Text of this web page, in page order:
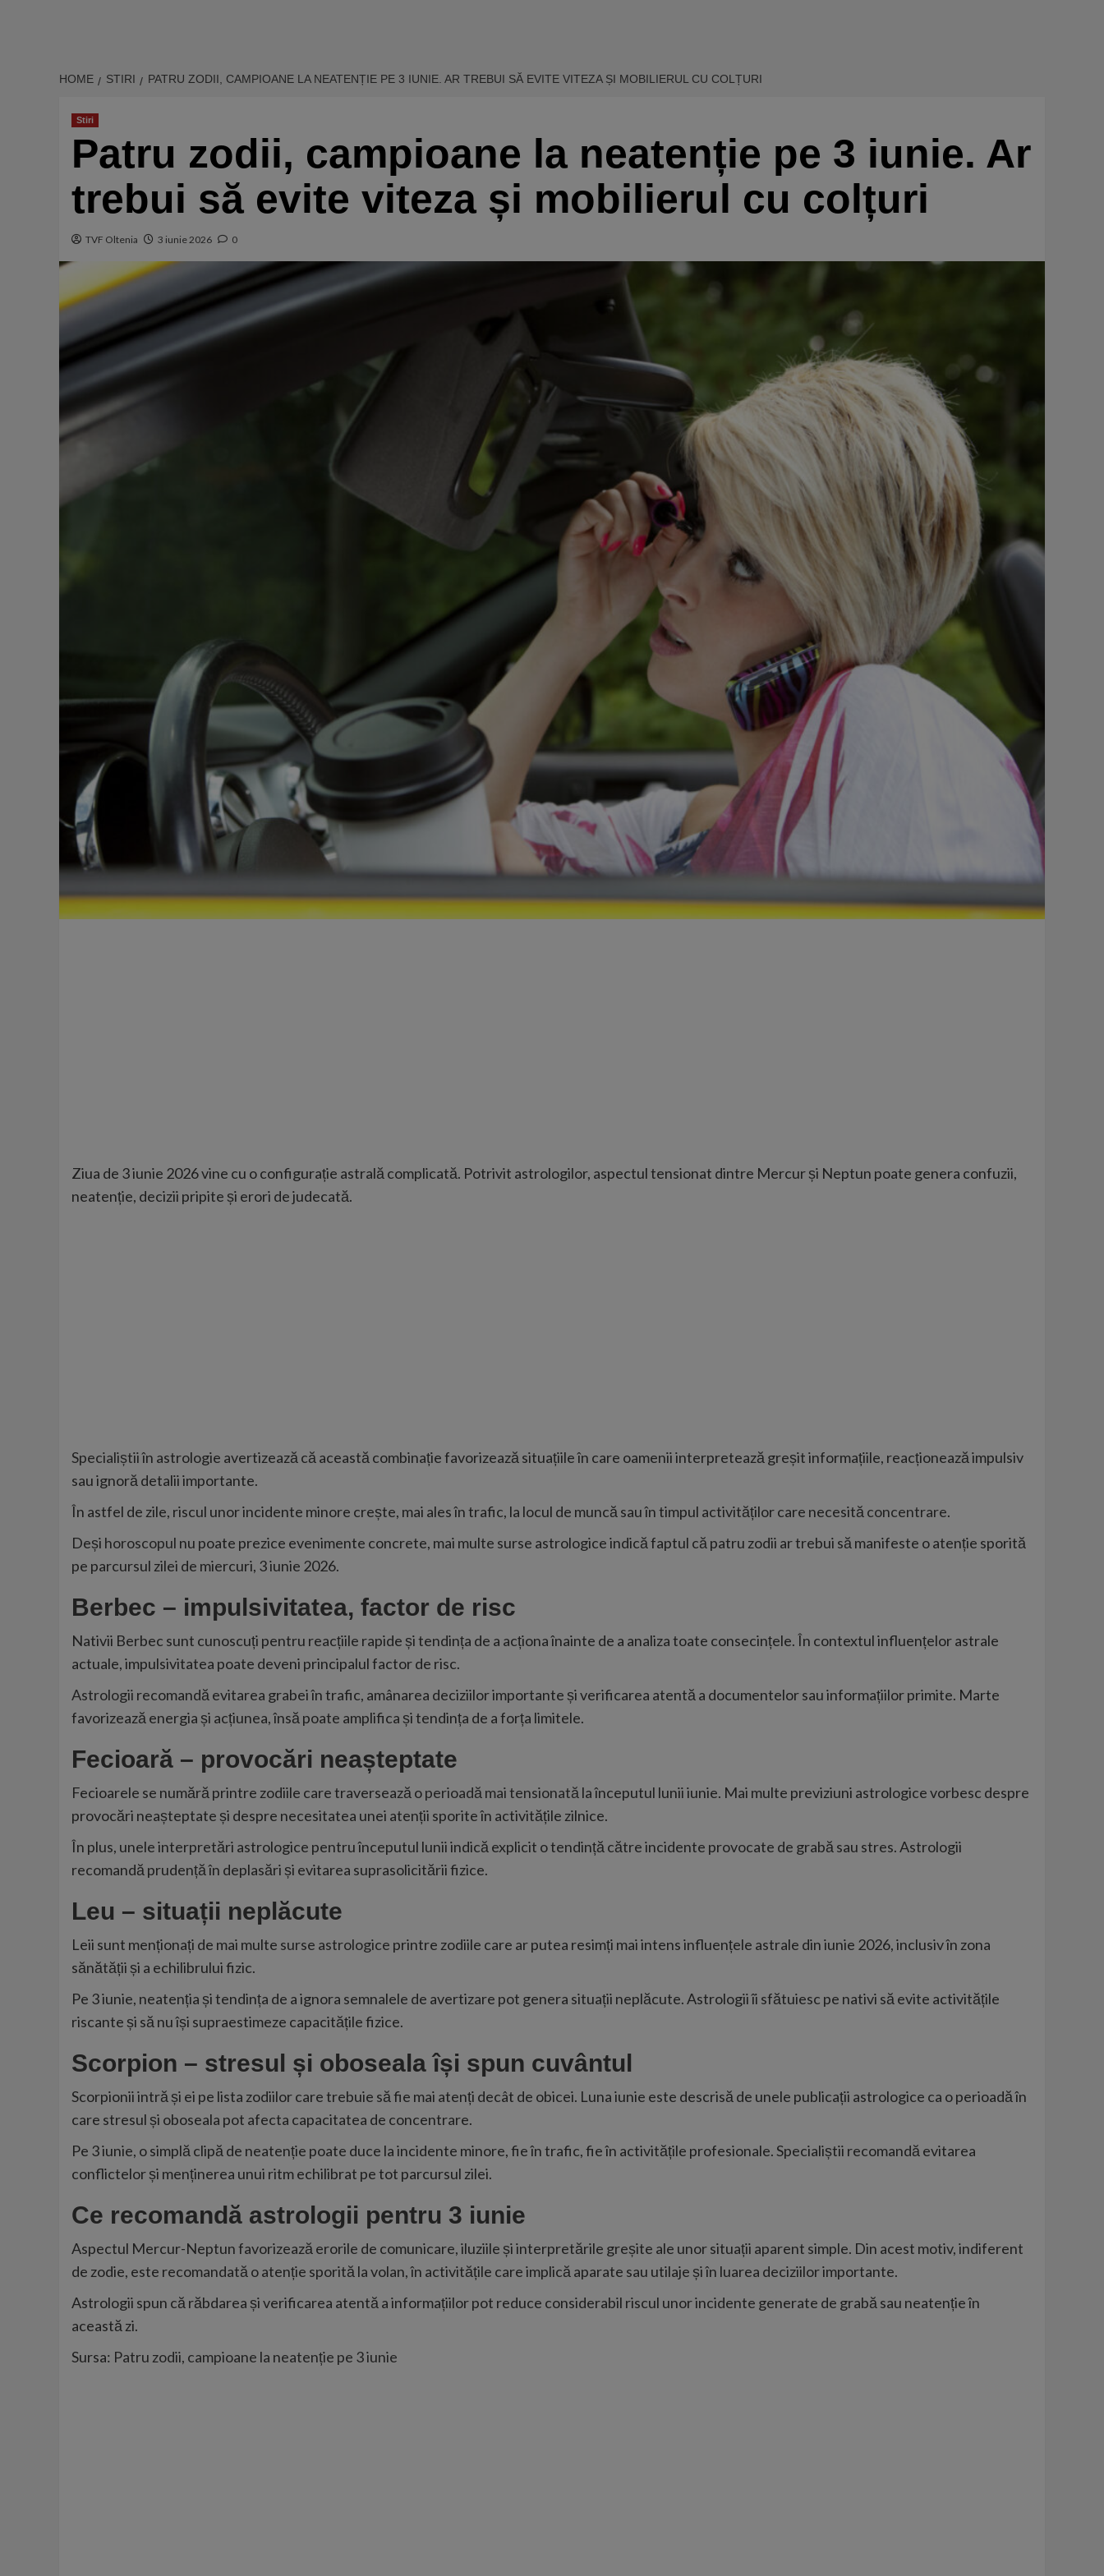
HOME STIRI PATRU ZODII, CAMPIOANE LA NEATENȚIE PE 3 IUNIE. AR TREBUI SĂ EVITE VITEZA ȘI MOBILIERUL CU COLȚURI
Stiri
Patru zodii, campioane la neatenție pe 3 iunie. Ar
trebui să evite viteza și mobilierul cu colțuri
TVF Oltenia 3 iunie 2026 0
Ziua de 3 iunie 2026 vine cu o configurație astrală complicată. Potrivit astrologilor, aspectul tensionat dintre Mercur și Neptun poate genera confuzii,
neatenție, decizii pripite și erori de judecată.
Specialiștiiîn astrologie avertizează că această combinație favorizează situațiile în care oamenii interpretează greșit informațiile, reacționează impulsiv
sau ignoră detalii importante.
În astfel de zile, riscul unor incidente minore crește, mai ales în trafic, la locul de muncă sau în timpul activităților care necesită concentrare.
Deși horoscopul nu poate prezice evenimente concrete, mai multe surse astrologice indică faptul că patru zodii ar trebui să manifeste o atenție sporită
pe parcursul zilei de miercuri, 3 iunie 2026.
Berbec – impulsivitatea, factor de risc
Nativii Berbec sunt cunoscuți pentru reacțiile rapide și tendința de a acționa înainte de a analiza toate consecințele. În contextul influențelor astrale
actuale, impulsivitatea poate deveni principalul factor de risc.
Astrologii recomandă evitarea grabei în trafic, amânarea deciziilor importante și verificarea atentă a documentelor sau informațiilor primite. Marte
favorizează energia și acțiunea, însă poate amplifica și tendința de a forța limitele.
Fecioară – provocări neașteptate
Fecioarele se numără printre zodiile care traversează operioadă mai tensionată la începutul lunii iunie. Mai multe previziuni astrologice vorbesc despre
provocări neașteptate și despre necesitatea unei atenții sporite în activitățile zilnice.
În plus, unele interpretări astrologice pentru începutul lunii indică explicit o tendință către incidente provocate de grabă sau stres. Astrologii
recomandă prudență în deplasări și evitarea suprasolicitării fizice.
Leu – situații neplăcute
Leii sunt menționați de mai multe surse astrologice printre zodiile care ar putea resimți mai intens influențele astrale din iunie 2026, inclusiv în zona
sănătății și a echilibrului fizic.
Pe 3 iunie, neatenția și tendința de a ignora semnalele de avertizare pot genera situații neplăcute. Astrologii îi sfătuiesc pe nativi să evite activitățile
riscante și să nu își supraestimeze capacitățile fizice.
Scorpion – stresul și oboseala își spun cuvântul
Scorpionii intră și ei pe lista zodiilor care trebuie să fie mai atenți decât de obicei. Luna iunie este descrisă de unele publicații astrologice ca o perioadă în
care stresul și oboseala pot afecta capacitatea de concentrare.
Pe 3 iunie, o simplă clipă de neatenție poate duce la incidente minore, fie în trafic, fie în activitățile profesionale. Specialiștii recomandă evitarea
conflictelor și menținerea unui ritm echilibrat pe tot parcursul zilei.
Ce recomandă astrologii pentru 3 iunie
Aspectul Mercur-Neptun favorizează erorile de comunicare, iluziile și interpretările greșite ale unor situații aparent simple. Din acest motiv, indiferent
de zodie, este recomandată o atenție sporită la volan, în activitățile care implică aparate sau utilaje și în luarea deciziilor importante.
Astrologii spun că răbdarea și verificarea atentă a informațiilor pot reduce considerabil riscul unor incidente generate de grabă sau neatenție în
această zi.
Sursa: Patru zodii, campioane la neatenție pe 3 iunie